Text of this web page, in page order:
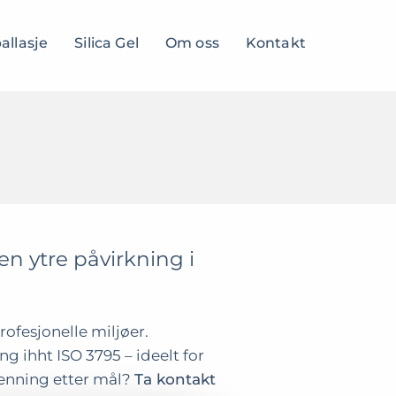
Silica Gel Om oss Kontakt
ytre påvirkning i
miljøer.
ihht ISO 3795 – ideelt for
etter mål? Ta kontakt